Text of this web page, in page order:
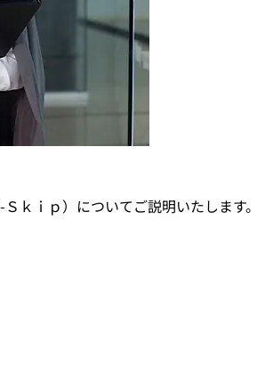
ｋｉｐ）についてご説明いたします。